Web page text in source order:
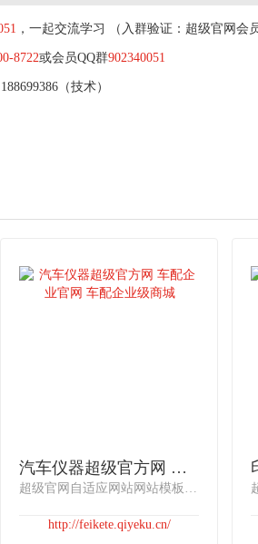
，一起交流学习 （入群验证：超级官网会
8722或会员QQ群902340051
（技术）
汽车仪器超级官方网 车配企业官网 车配企业级商城
超级官网自适应网站网站模板网站商城超级官网网站模板照明工业超级官网网站模板 汽车仪器超级官方网 车配企业官网 车配企业级商城 主要从事汽车TPMS胎压监测仪，汽车倒车雷达，汽车防盗器，汽车DVR等电子产品的研发，制造及销售。我们装备三星、松下中高速全自动贴片机、
http://feikete.qiyeku.cn/